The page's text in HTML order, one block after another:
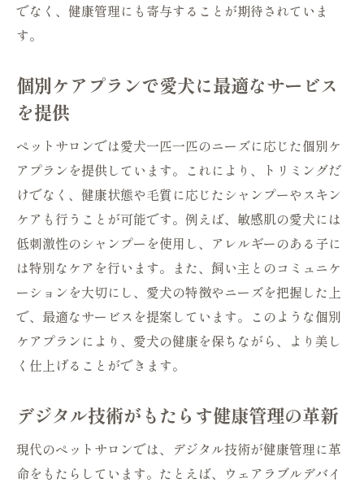
健康維持に役立つサプリメントの知識
ホリスティックアプローチの導入
ペットサロン進化の鍵を握るトリミングの技術
革新
エコフレンドリーなトリミング用品の選択
デザインカットのトレンドと技術
毛質に応じた最適なトリミング法
トリミング中の健康チェック機能
敏感肌に対応する優しいケア方法
ペットとトリマーの信頼関係の構築
愛犬の健康と美しさを守る未来のペットサロン
サービス
美容と健康を融合したトリートメント
自然素材を使用したケアの推進
定期的なフォローアップと相談会
でなく、健康管理にも寄与することが期待されていま
す。
個別ケアプランで愛犬に最適なサービス
を提供
ペットサロンでは愛犬一匹一匹のニーズに応じた個別ケ
アプランを提供しています。これにより、トリミングだ
けでなく、健康状態や毛質に応じたシャンプーやスキン
ケアも行うことが可能です。例えば、敏感肌の愛犬には
低刺激性のシャンプーを使用し、アレルギーのある子に
は特別なケアを行います。また、飼い主とのコミュニケ
ーションを大切にし、愛犬の特徴やニーズを把握した上
で、最適なサービスを提案しています。このような個別
ケアプランにより、愛犬の健康を保ちながら、より美し
く仕上げることができます。
デジタル技術がもたらす健康管理の革新
現代のペットサロンでは、デジタル技術が健康管理に革
命をもたらしています。たとえば、ウェアラブルデバイ